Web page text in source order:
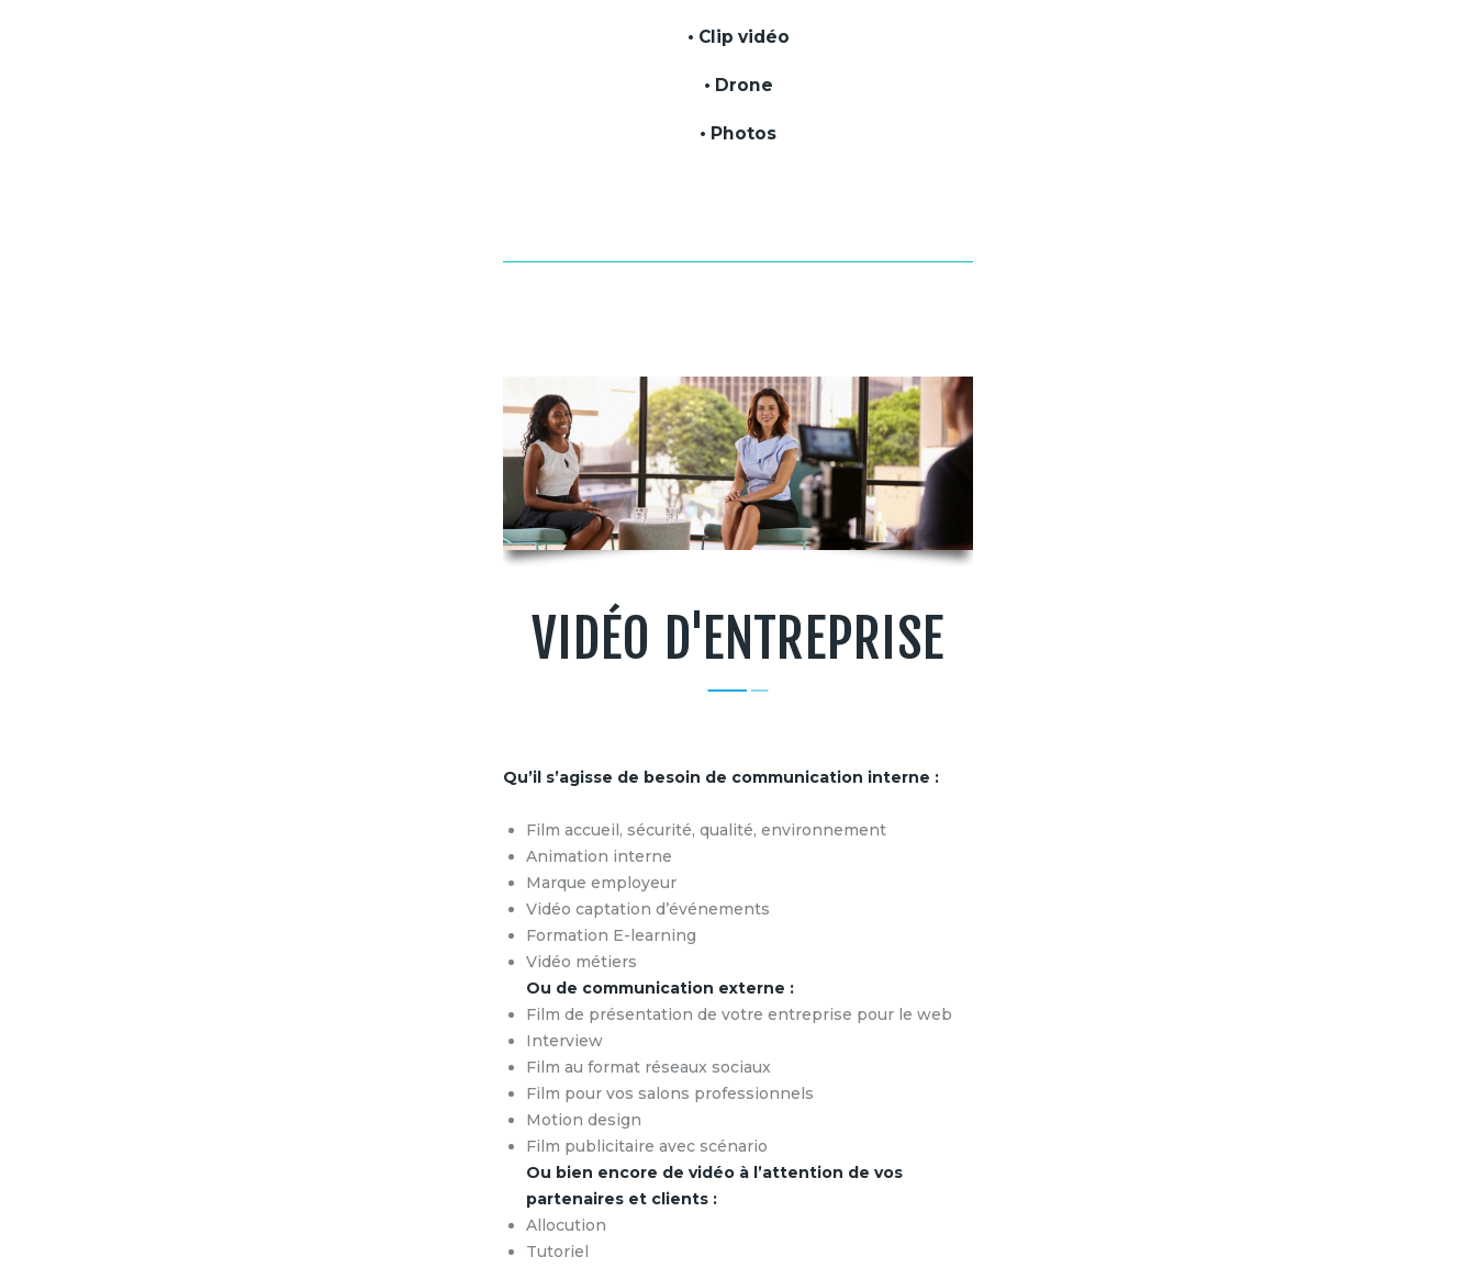
• Clip vidéo
• Drone
• Photos
VIDÉO D'ENTREPRISE
Qu’il s’agisse de besoin de communication interne :
Film accueil, sécurité, qualité, environnement
Animation interne
Marque employeur
Vidéo captation d’événements
Formation E-learning
Vidéo métiers
Ou de communication externe :
Film de présentation de votre entreprise pour le web
Interview
Film au format réseaux sociaux
Film pour vos salons professionnels
Motion design
Film publicitaire avec scénario
Ou bien encore de vidéo à l’attention de vos
partenaires et clients :
Allocution
Tutoriel